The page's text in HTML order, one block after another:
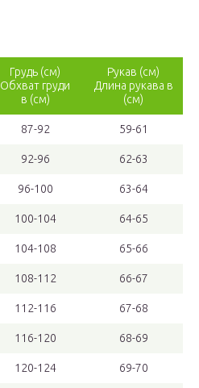
Грудь (см)
Обхват груди
в (см)
Рукав (см)
Длина рукава в
(см)
87-92 59-61
92-96 62-63
96-100 63-64
100-104 64-65
104-108 65-66
108-112 66-67
112-116 67-68
116-120 68-69
120-124 69-70